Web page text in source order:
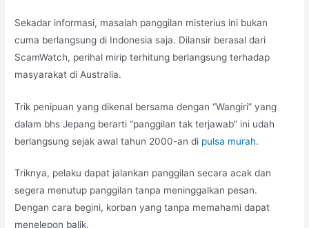
Sekadar informasi, masalah panggilan misterius ini bukan
cuma berlangsung di Indonesia saja. Dilansir berasal dari
ScamWatch, perihal mirip terhitung berlangsung terhadap
masyarakat di Australia.
Trik penipuan yang dikenal bersama dengan “Wangiri” yang
dalam bhs Jepang berarti “panggilan tak terjawab” ini udah
berlangsung sejak awal tahun 2000-an di pulsa murah.
Triknya, pelaku dapat jalankan panggilan secara acak dan
segera menutup panggilan tanpa meninggalkan pesan.
Dengan cara begini, korban yang tanpa memahami dapat
menelepon balik.